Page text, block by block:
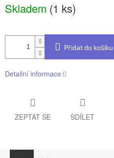
cena:
Skladem (1 ks)
Přidat do košíku
Detailní informace
ZEPTAT SE SDÍLET